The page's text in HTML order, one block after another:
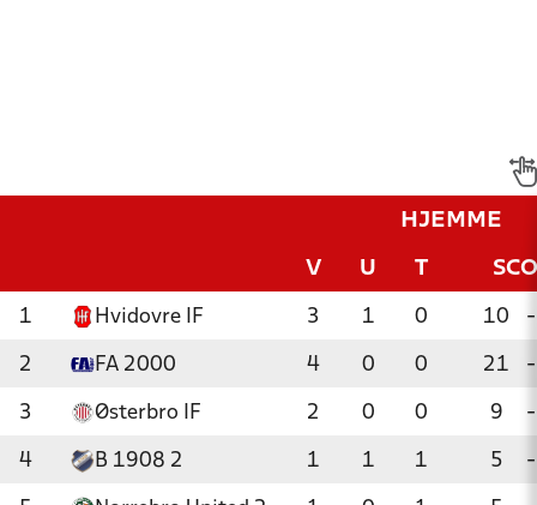
HJEMME
V U T
1 Hvidovre IF 3 1 0 10 -
2 FA 2000 4 0 0 21 -
3 Østerbro IF 2 0 0 9 -
4 B 1908 2 1 1 1 5 -